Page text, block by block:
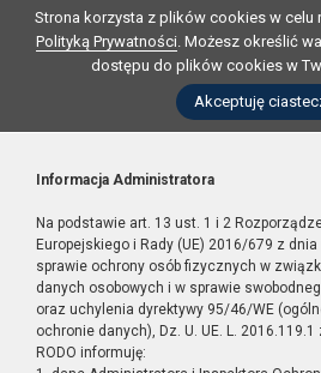
Strona korzysta z plików cookies w celu
Polityką Prywatności. Możesz określić
dostępu do plików cookies w
Akceptuję
Informacja Administratora
Na podstawie art. 13 ust. 1 i 2
Europejskiego i Rady (UE) 2016/679 z
sprawie ochrony osób fizycznych w
danych osobowych i w sprawie
oraz uchylenia dyrektywy 95/46/WE
ochronie danych), Dz. U. UE. L.
RODO informuję: